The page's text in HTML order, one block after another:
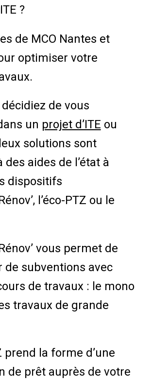
?
de MCO Nantes et
optimiser votre
de vous
un projet d’ITE ou
solutions sont
des aides de l’état à
dispositifs
l’éco-PTZ ou le
vous permet de
de subventions avec
de travaux : le mono
travaux de grande
prend la forme d’une
de prêt auprès de votre